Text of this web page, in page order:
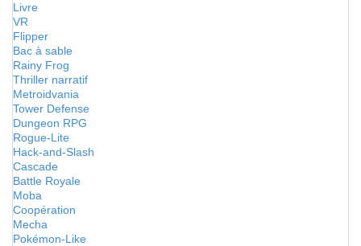
Livre
VR
Flipper
Bac à sable
Rainy Frog
Thriller narratif
Metroidvania
Tower Defense
Dungeon RPG
Rogue-Lite
Hack-and-Slash
Cascade
Battle Royale
Moba
Coopération
Mecha
Pokémon-Like